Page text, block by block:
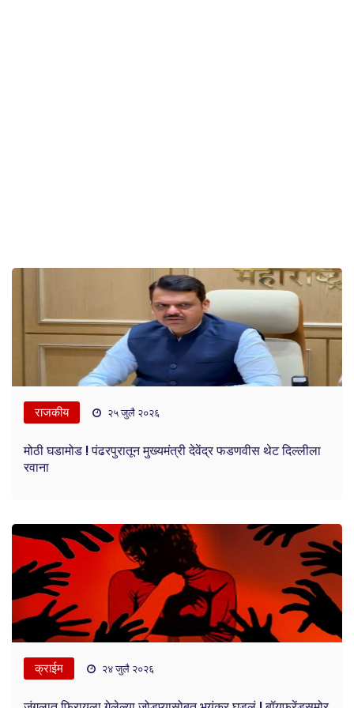
राजकीय २५ जुलै २०२६
मोठी घडामोड ! पंढरपुरातून मुख्यमंत्री देवेंद्र फडणवीस थेट दिल्लीला
रवाना
क्राईम २४ जुलै २०२६